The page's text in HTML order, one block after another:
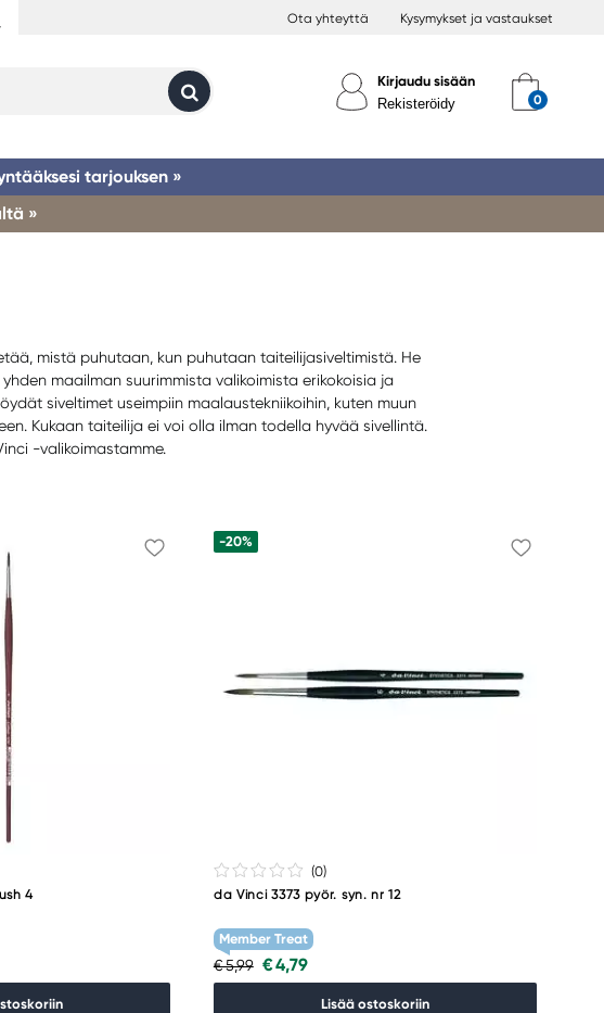
Ota yhteyttä Kysymykset ja vastaukset
Kirjaudu sisään
Rekisteröidy
tarjouksen »
»
mistä puhutaan, kun puhutaan taiteilijasiveltimistä. He
maailman suurimmista valikoimista erikokoisia ja
siveltimet useimpiin maalaustekniikoihin, kuten muun
Kukaan taiteilija ei voi olla ilman todella hyvää sivellintä.
-valikoimastamme.
4
-20%
(0)
da Vinci 3373 pyör. syn. nr 12
Member Treat
€ 5,99 € 4,79
Lisää ostoskoriin